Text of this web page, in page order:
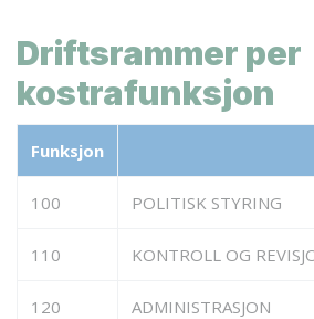
Driftsrammer per
kostrafunksjon
Funksjon
100 POLITISK STYRING
110 KONTROLL OG
120 ADMINISTRASJON